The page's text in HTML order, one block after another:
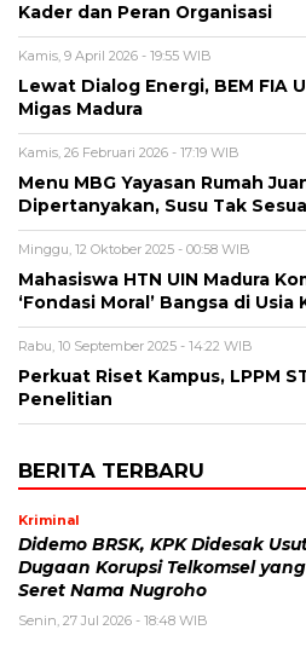
Kader dan Peran Organisasi
Kamis, 9 April 2026 - 19:55 WIB
Lewat Dialog Energi, BEM FIA
Migas Madura
Kamis, 26 Februari 2026 - 17:19 WIB
Menu MBG Yayasan Rumah
Dipertanyakan, Susu Tak
Minggu, 12 Oktober 2025 - 00:58 WIB
Mahasiswa HTN UIN Madura
‘Fondasi Moral’ Bangsa di Usia
Rabu, 10 September 2025 - 14:22 WIB
Perkuat Riset Kampus, LPPM
Penelitian
BERITA TERBARU
Kriminal
Didemo BRSK, KPK Didesak
Dugaan Korupsi Telkomsel yang
Seret Nama Nugroho
Senin, 27 Jul 2026 - 18:48 WIB